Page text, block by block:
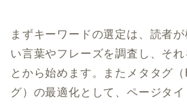
まずキーワードの選定は、読者
い言葉やフレーズを調査し、そ
とから始めます。またメタタグ
グ）の最適化として、ページタ